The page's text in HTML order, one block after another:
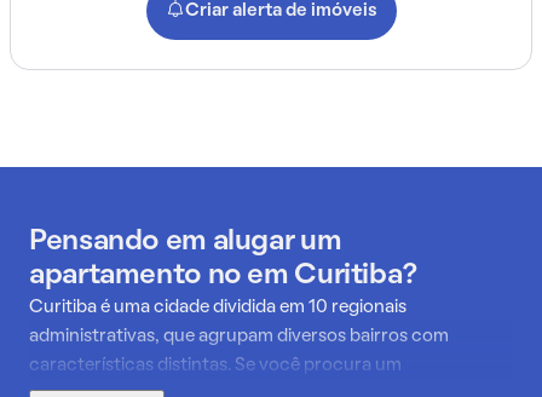
Criar alerta de imóveis
Pensando em alugar um
apartamento no em Curitiba?
Curitiba é uma cidade dividida em 10 regionais
administrativas, que agrupam diversos bairros com
características distintas. Se você procura um